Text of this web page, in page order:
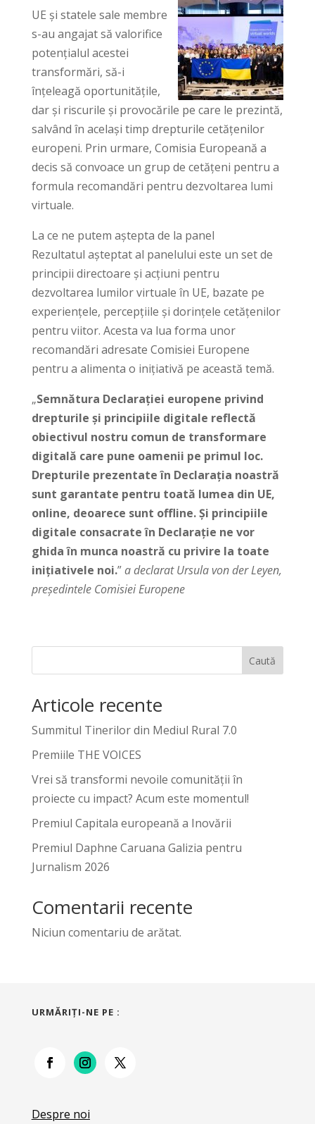
UE și statele sale membre
s-au angajat să valorifice
potențialul acestei
transformări, să-i
înțeleagă oportunitățile,
dar și riscurile și provocările pe care le prezintă,
salvând în același timp drepturile cetățenilor
europeni. Prin urmare, Comisia Europeană a
decis să convoace un grup de cetățeni pentru a
formula recomandări pentru dezvoltarea lumi
virtuale.
La ce ne putem aștepta de la panel
Rezultatul așteptat al panelului este un set de
principii directoare și acțiuni pentru
dezvoltarea lumilor virtuale în UE, bazate pe
experiențele, percepțiile și dorințele cetățenilor
pentru viitor. Acesta va lua forma unor
recomandări adresate Comisiei Europene
pentru a alimenta o inițiativă pe această temă.
„Semnătura Declarației europene privind
drepturile și principiile digitale reflectă
obiectivul nostru comun de transformare
digitală care pune oamenii pe primul loc.
Drepturile prezentate în Declarația noastră
sunt garantate pentru toată lumea din UE,
online, deoarece sunt offline. Și principiile
digitale consacrate în Declarație ne vor
ghida în munca noastră cu privire la toate
inițiativele noi.”a declarat Ursula von der Leyen,
președintele Comisiei Europene
Caută
Articole recente
Summitul Tinerilor din Mediul Rural 7.0
Premiile THE VOICES
Vrei să transformi nevoile comunității în
proiecte cu impact? Acum este momentul!
Premiul Capitala europeană a Inovării
Premiul Daphne Caruana Galizia pentru
Jurnalism 2026
Comentarii recente
Niciun comentariu de arătat.
URMĂRIŢI-NE PE :
Despre noi